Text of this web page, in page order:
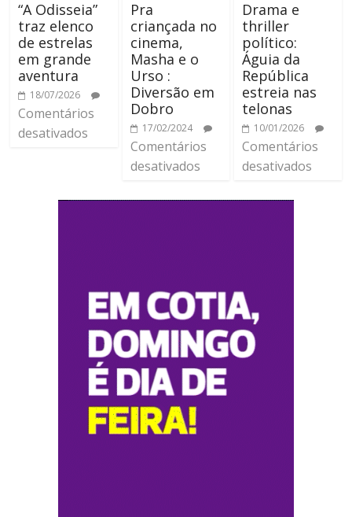
“A Odisseia”
traz elenco
de estrelas
em grande
aventura
18/07/2026
Comentários
desativados
Pra
criançada no
cinema,
Masha e o
Urso :
Diversão em
Dobro
17/02/2024
Comentários
desativados
Drama e
thriller
político:
Águia da
República
estreia nas
telonas
10/01/2026
Comentários
desativados